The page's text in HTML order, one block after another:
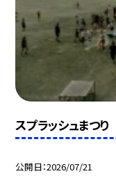
スプラッシュまつり
公開日 2026/07/21